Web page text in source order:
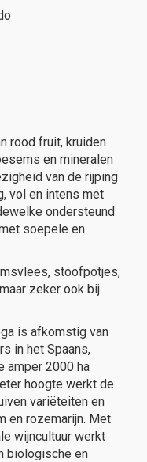
rood fruit, kruiden
en mineralen
van de rijping
vol en intens met
ondersteund
soepele en
stoofpotjes,
zeker ook bij
is afkomstig van
in het Spaans,
amper 2000 ha
hoogte werkt de
variëteiten en
en rozemarijn. Met
wijncultuur werkt
biologische en